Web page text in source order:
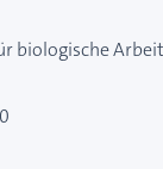
biologische